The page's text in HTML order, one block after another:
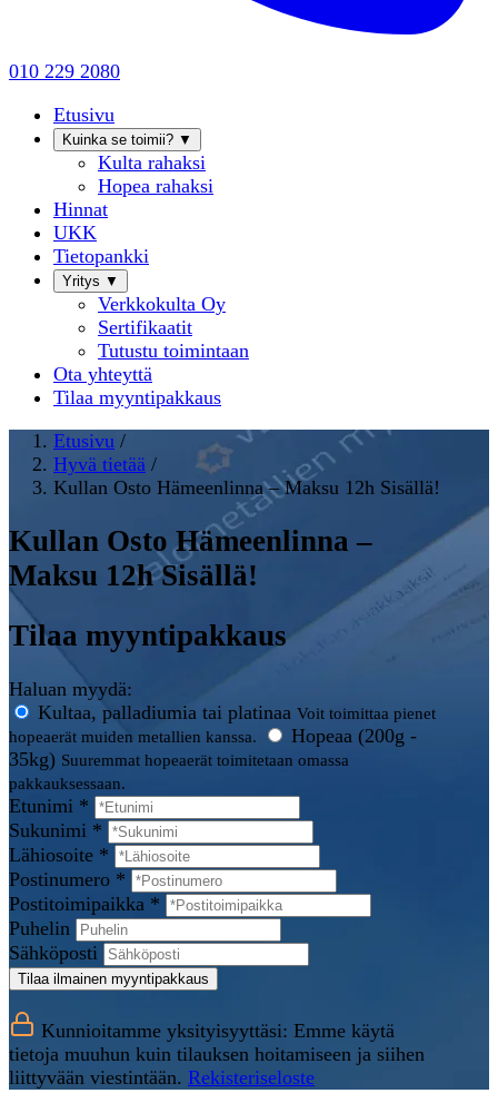
010 229 2080
Etusivu
Kuinka se toimii? ▼
Kulta rahaksi
Hopea rahaksi
Hinnat
UKK
Tietopankki
Yritys ▼
Verkkokulta Oy
Sertifikaatit
Tutustu toimintaan
Ota yhteyttä
Tilaa myyntipakkaus
Etusivu /
Hyvä tietää /
Kullan Osto Hämeenlinna – Maksu 12h Sisällä!
Kullan Osto Hämeenlinna –
Maksu 12h Sisällä!
Tilaa myyntipakkaus
Haluan myydä:
Kultaa, palladiumia tai platinaa Voit toimittaa pienet
hopeaerät muiden metallien kanssa.
Hopeaa (200g -
35kg) Suuremmat hopeaerät toimitetaan omassa
pakkauksessaan.
Etunimi *
Sukunimi *
Lähiosoite *
Postinumero *
Postitoimipaikka *
Puhelin
Sähköposti
Tilaa ilmainen myyntipakkaus
Kunnioitamme yksityisyyttäsi: Emme käytä
tietoja muuhun kuin tilauksen hoitamiseen ja siihen
liittyvään viestintään. Rekisteriseloste